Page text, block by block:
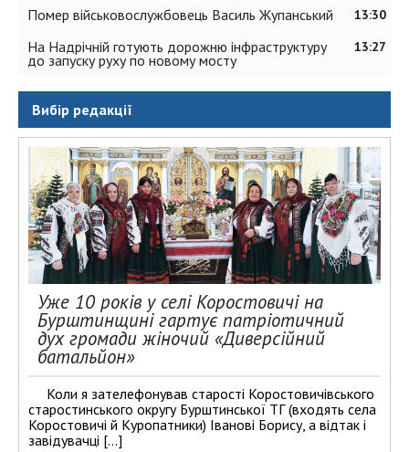
13:30
Помер військовослужбовець Василь Жупанський
13:27
На Надрічній готують дорожню інфраструктуру
до запуску руху по новому мосту
Вибір редакції
Уже 10 років у селі Коростовичі на
Бурштинщині гартує патріотичний
дух громади жіночий «Диверсійний
батальйон»
Коли я зателефонував старості Коростовичівського
старостинського округу Бурштинської ТГ (входять села
Коростовичі й Куропатники) Іванові Борису, а відтак і
завідувачці […]